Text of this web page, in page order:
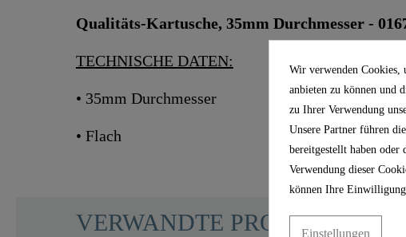
Qualitäts-Kartusche, 35mm Durchmesser -
TECHNISCHE DATEN:
• 35mm Durchmesser
• Flach
VERWANDTE PRODUKTE
Wir verwenden Cookies,
anbieten zu können und
zu Ihrer Verwendung
Unsere Partner führen
bereitgestellt haben oder
Verwendung dieser
können Ihre
Einstellungen